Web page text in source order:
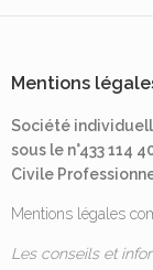
Mentions
Société
sous le n°433 114
Civile
Mentions légales
Les conseils et